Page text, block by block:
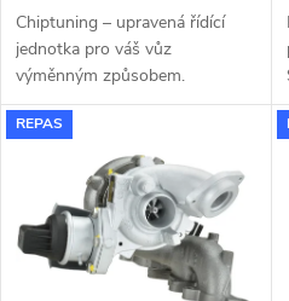
u
k
t
ů
u
k
ů
Chiptuning – upravená řídící
jednotka pro váš vůz
výměnným způsobem.
REPAS